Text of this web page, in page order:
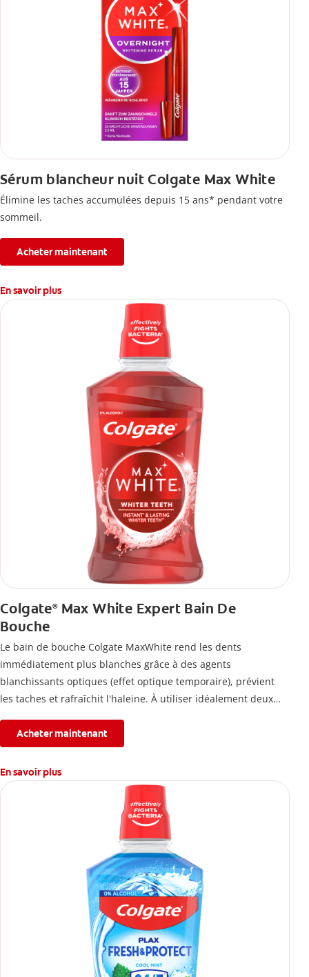
Sérum blancheur nuit Colgate Max White
Élimine les taches accumulées depuis 15 ans* pendant votre
sommeil.
Acheter maintenant
En savoir plus
Colgate®Max White Expert Bain De
Bouche
Le bain de bouche Colgate MaxWhite rend les dents
immédiatement plus blanches grâce à des agents
blanchissants optiques (effet optique temporaire), prévient
les taches et rafraîchit l'haleine. À utiliser idéalement deux
Acheter maintenant
En savoir plus